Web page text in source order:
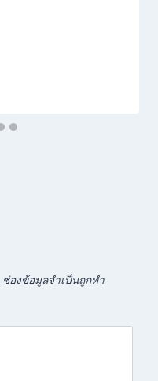
ช่องข้อมูลจำเป็นถูกทำ